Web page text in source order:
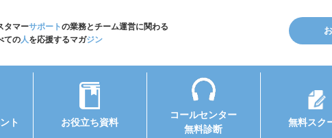
タマーサポートの業務とチーム運営に関わる
ての人を応援するマガジン
ト お役立ち資料
コールセンター
無料診断
無料スク